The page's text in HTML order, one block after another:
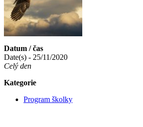
Datum / čas
Date(s) - 25/11/2020
Celý den
Kategorie
Program školky